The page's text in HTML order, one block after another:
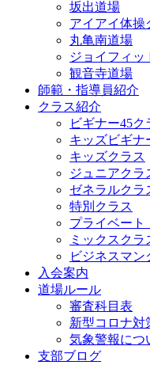
坂出道場
アイアイ体操
丸亀南道場
ジョイフィッ
観音寺道場
師範・指導員紹介
クラス紹介
ビギナー45ク
キッズビギナ
キッズクラス
ジュニアクラ
ゼネラルクラ
特別クラス
プライベート
ミックスクラ
ビジネスマン
入会案内
道場ルール
審査科目表
新型コロナ対
気象警報につ
支部ブログ